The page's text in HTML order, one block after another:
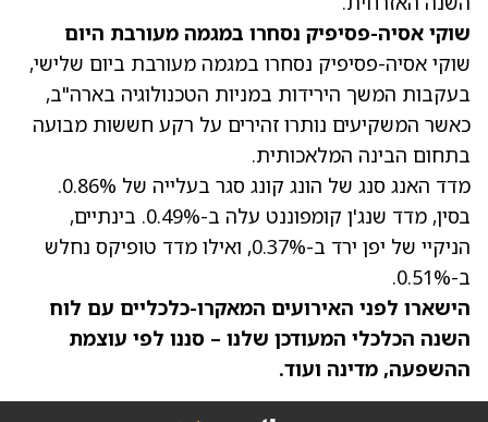
שוקי אסיה-פסיפיק נסחרו במגמה מעורבת היום
שוקי אסיה-פסיפיק נסחרו במגמה מעורבת ביום שלישי,
בעקבות המשך הירידות במניות הטכנולוגיה בארה"ב,
כאשר המשקיעים נותרו זהירים על רקע חששות מבועה
בתחום הבינה המלאכותית.
מדד האנג סנג של הונג קונג סגר בעלייה של 0.86%.
בסין, מדד שנג'ן קומפוננט עלה ב-0.49%. בינתיים,
הניקיי של יפן ירד ב-0.37%, ואילו מדד טופיקס נחלש
ב-0.51%.
הישארו לפני האירועים המאקרו-כלכליים עם לוח
השנה הכלכלי המעודכן שלנו – סננו לפי עוצמת
ההשפעה, מדינה ועוד.